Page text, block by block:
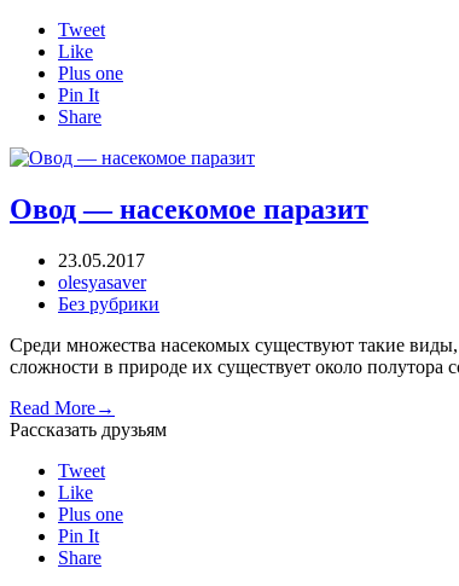
Tweet
Like
Plus one
Pin It
Share
Овод — насекомое паразит
23.05.2017
olesyasaver
Без рубрики
Среди множества насекомых существуют такие
сложности в природе их существует около
Read More→
Рассказать друзьям
Tweet
Like
Plus one
Pin It
Share